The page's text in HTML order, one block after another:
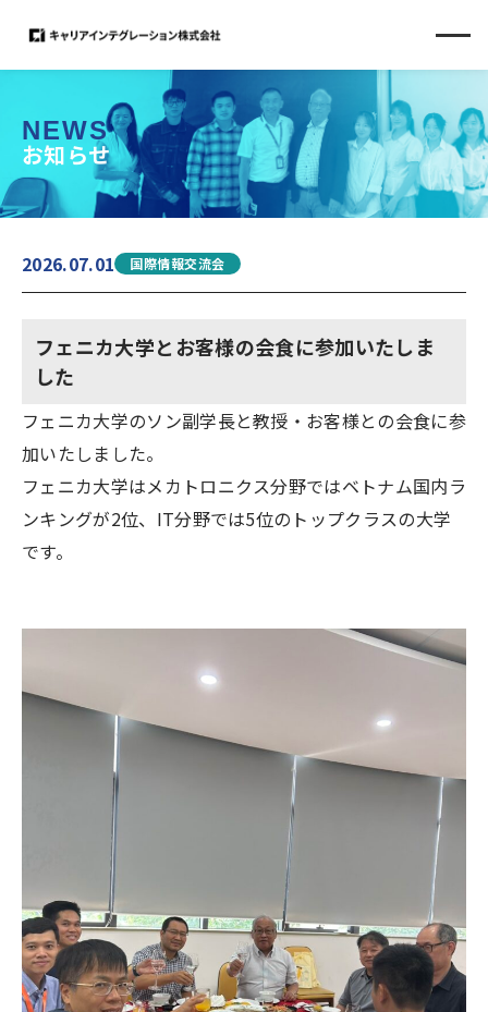
NEWS
お知らせ
2026.07.01 国際情報交流会
フェニカ大学とお客様の会食に参加いたしま
した
フェニカ大学のソン副学長と教授・お客様との会食に参
加いたしました。
フェニカ大学はメカトロニクス分野ではベトナム国内ラ
ンキングが2位、IT分野では5位のトップクラスの大学
です。